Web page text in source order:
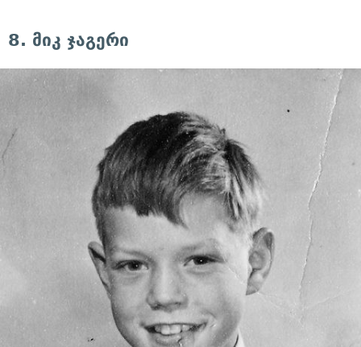
8. მიკ ჯაგერი